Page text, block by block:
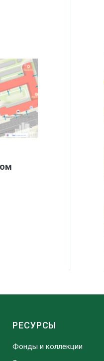
РЕСУРСЫ
Фонды и коллекции